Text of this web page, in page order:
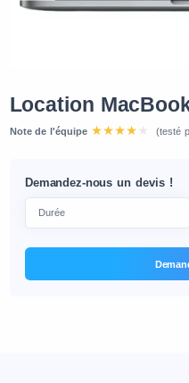
Location
Note de l'équipe (testé
Demandez-nous un devis !